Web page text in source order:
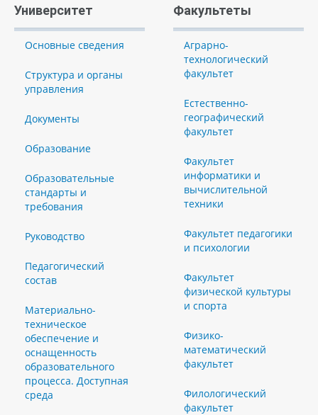
Университет
Основные сведения
Структура и органы
управления
Документы
Образование
Образовательные
стандарты и
требования
Руководство
Педагогический
состав
Материально-
техническое
обеспечение и
оснащенность
образовательного
процесса. Доступная
среда
Факультеты
Аграрно-
технологический
факультет
Естественно-
географический
факультет
Факультет
информатики и
вычислительной
техники
Факультет педагогики
и психологии
Факультет
физической культуры
и спорта
Физико-
математический
факультет
Филологический
факультет